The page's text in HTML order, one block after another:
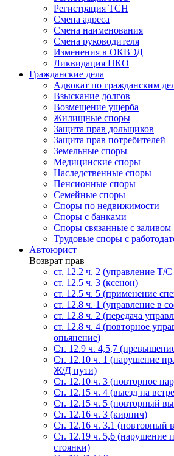
Регистрация ТСН
Смена адреса
Смена наименования
Смена руководителя
Изменения в ОКВЭД
Ликвидация НКО
Гражданские дела
Адвокат по гражданским
Взыскание долгов
Возмещение ущерба
Жилищные споры
Защита прав дольщиков
Защита прав потребителей
Земельные споры
Медицинские споры
Наследственные споры
Пенсионные споры
Семейные споры
Cпоры по недвижимости
Споры с банками
Споры связанные с заливом
Трудовые споры с
Автоюрист
Возврат прав
ст. 12.2 ч. 2 (управление Т/
ст. 12.5 ч. 3 (ксенон)
ст. 12.5 ч. 5 (применение
cт. 12.8 ч. 1 (управление в
ст. 12.8 ч. 2 (передача
ст. 12.8 ч. 4 (повторное
опьянение)
Ст. 12.9 ч. 4,5,7
Ст. 12.10 ч. 1 (нарушение
Ж/Д пути)
Ст. 12.10 ч. 3 (повторное
Ст. 12.15 ч. 4 (выезд на
Ст. 12.15 ч. 5 (повторный
Ст. 12.16 ч. 3 (кирпич)
Ст. 12.16 ч. 3.1 (повторный
Ст. 12.19 ч. 5,6 (нарушение
стоянки)